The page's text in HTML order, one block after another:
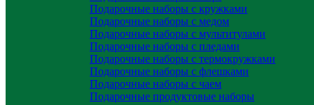
Подарочные наборы с кружками
Подарочные наборы с медом
Подарочные наборы с мультитулами
Подарочные наборы с пледами
Подарочные наборы с термокружками
Подарочные наборы с флешками
Подарочные наборы с чаем
Подарочные продуктовые наборы